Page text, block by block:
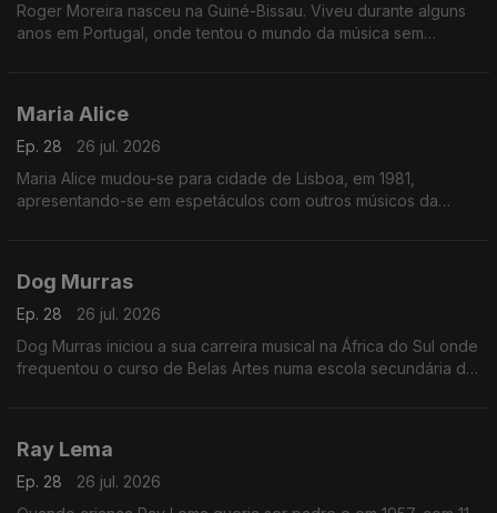
Roger Moreira nasceu na Guiné-Bissau. Viveu durante alguns
anos em Portugal, onde tentou o mundo da música sem
Maria Alice
Ep. 28
26 jul. 2026
Maria Alice mudou-se para cidade de Lisboa, em 1981,
apresentando-se em espetáculos com outros músicos da
Dog Murras
Ep. 28
26 jul. 2026
Dog Murras iniciou a sua carreira musical na África do Sul onde
frequentou o curso de Belas Artes numa escola secundária de
Ray Lema
Ep. 28
26 jul. 2026